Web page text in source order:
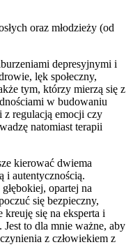
oraz młodzieży (od
depresyjnymi i
lęk społeczny,
tym, którzy mierzą się z
w budowaniu
z regulacją emocji czy
natomiast terapii
kierować dwiema
i autentycznością.
opartej na
się bezpieczny,
się na eksperta i
Jest to dla mnie ważne, aby
z człowiekiem z